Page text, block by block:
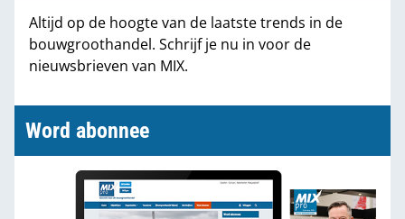
Partners
Altijd op de hoogte van de laatste trends in de
bouwgroothandel. Schrijf je nu in voor de
nieuwsbrieven van MIX.
Word abonnee